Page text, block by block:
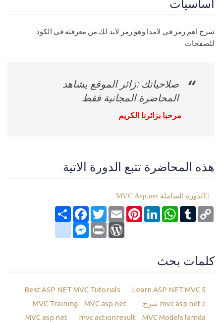
اساسيات
شرح اهم رمز في لامدا وهو رمز لابد لك من معرفته في الكود
للصفحات
صلاحياتك :زائر الموقع يشاهد
المحاضرة المجانية فقط
مرحبا بزائرنا الكريم
هذه المحاضرة تتبع الدورة الاتية
الدورة الشاملة MVC Asp.net
انشر
FacebookTwitterEmail
PinterestLinkedIn
WhatsAppTumblr Copy
Link
google_bookmarksMessenger Print
WordPress
كلمات بحث
Best ASP NET MVC Tutorials
Learn ASP NET MVC 5
mvc asp.net c شرح
MVC asp.net
MVC asp.net
mvc actionresult
MVC Models lamda